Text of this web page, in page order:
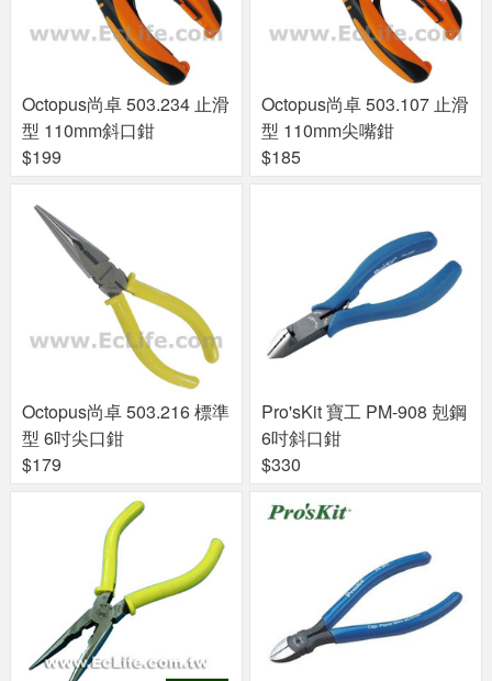
Octopus尚卓 503.234 止滑
型 110mm斜口鉗
$199
Octopus尚卓 503.107 止滑
型 110mm尖嘴鉗
$185
Octopus尚卓 503.216 標準
型 6吋尖口鉗
$179
Pro'sKit 寶工 PM-908 剋鋼
6吋斜口鉗
$330